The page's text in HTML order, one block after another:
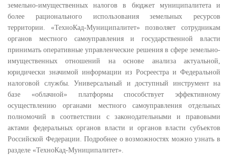
земельно-имущественных налогов в бюджет муниципалитета и
более рационального использования земельных ресурсов
территории. «ТехноКад-Муниципалитет» позволяет сотрудникам
органов местного самоуправления и государственной власти
принимать оперативные управленческие решения в сфере земельно-
имущественных отношений на основе анализа актуальной,
юридически значимой информации из Росреестра и Федеральной
налоговой службы. Универсальный и доступный инструмент на
базе «облачной» платформы способствует эффективному
осуществлению органами местного самоуправления отдельных
полномочий в соответствии с законодательными и правовыми
актами федеральных органов власти и органов власти субъектов
Российской Федерации. Подробнее о возможностях можно узнать в
разделе «ТехноКад-Муниципалитет».